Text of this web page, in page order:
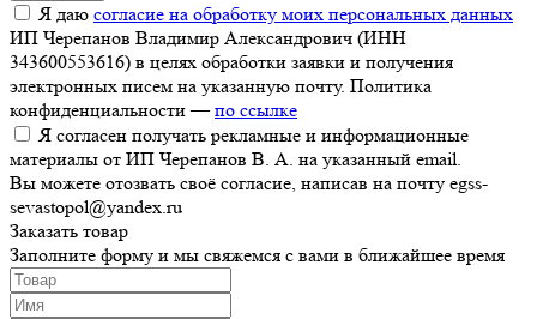
Я даю согласие на обработку моих персональных данных
ИП Черепанов Владимир Александрович (ИНН
343600553616) в целях обработки заявки и получения
электронных писем на указанную почту. Политика
конфиденциальности —по ссылке
Я согласен получать рекламные и информационные
материалы от ИП Черепанов В. А. на указанный email.
Вы можете отозвать своё согласие, написав на почту egss-
sevastopol@yandex.ru
Заказать товар
Заполните форму и мы свяжемся с вами в ближайшее время